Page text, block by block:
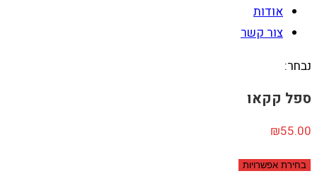
אודות
צור קשר
נבחר:
ספל קקאו
₪55.00
בחירת אפשרויות